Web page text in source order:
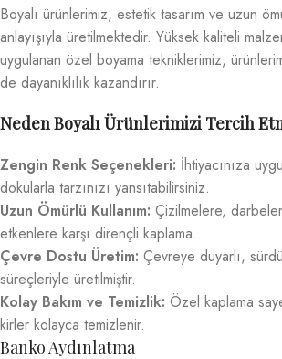
Boyalı ürünlerimiz, estetik tasarım ve uzun
anlayışıyla üretilmektedir. Yüksek kaliteli
uygulanan özel boyama tekniklerimiz,
de dayanıklılık kazandırır.
Neden Boyalı Ürünlerimizi Tercih
Zengin Renk Seçenekleri: İhtiyacınıza
dokularla tarzınızı yansıtabilirsiniz.
Uzun Ömürlü Kullanım: Çizilmelere,
etkenlere karşı dirençli kaplama.
Çevre Dostu Üretim: Çevreye duyarlı,
süreçleriyle üretilmiştir.
Kolay Bakım ve Temizlik: Özel kaplama
kirler kolayca temizlenir.
Banko Aydınlatma